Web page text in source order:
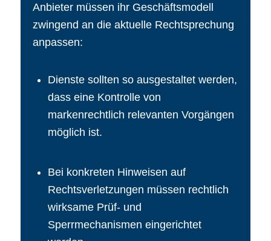
Anbieter müssen ihr Geschäftsmodell
zwingend an die aktuelle Rechtsprechung
anpassen:
Dienste sollten so ausgestaltet werden,
dass eine Kontrolle von
markenrechtlich relevanten Vorgängen
möglich ist.
Bei konkreten Hinweisen auf
Rechtsverletzungen müssen rechtlich
wirksame Prüf- und
Sperrmechanismen eingerichtet